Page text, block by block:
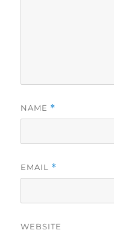
NAME *
EMAIL *
WEBSITE